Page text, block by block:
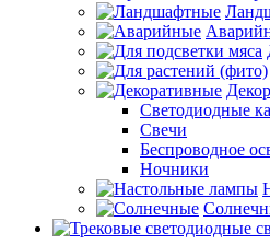
Светодиодные
Свечи
Беспроводное
Ночники